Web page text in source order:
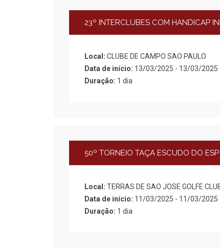
23º INTERCLUBES COM HANDICAP
Local: CLUBE DE CAMPO SAO PAULO
Data de início: 13/03/2025 - 13/03/2025
Duração: 1 dia
50º TORNEIO TAÇA ESCUDO DO
Local: TERRAS DE SAO JOSE GOLFE
Data de início: 11/03/2025 - 11/03/2025
Duração: 1 dia